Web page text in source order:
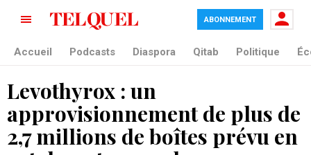
ABONNEMENT
Accueil Podcasts Diaspora Qitab Politique
Levothyrox : un
approvisionnement de plus de
2,7 millions de boîtes prévu en